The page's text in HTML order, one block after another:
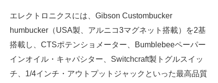
エレクトロニクスには、Gibson Custombucker
humbucker（USA製、アルニコ3マグネット搭載）を2基
搭載し、CTSポテンショメーター、Bumblebeeペーパー
インオイル・キャパシター、Switchcraft製トグルスイッ
チ、1/4インチ・アウトプットジャックといった最高品質